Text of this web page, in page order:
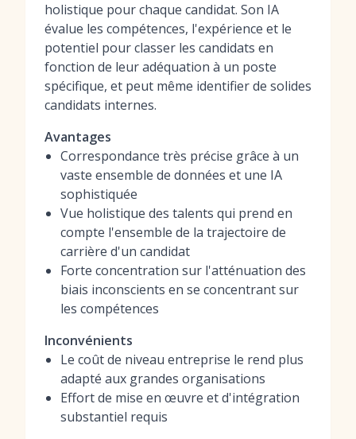
holistique pour chaque candidat. Son IA
évalue les compétences, l'expérience et le
potentiel pour classer les candidats en
fonction de leur adéquation à un poste
spécifique, et peut même identifier de solides
candidats internes.
Avantages
Correspondance très précise grâce à un
vaste ensemble de données et une IA
sophistiquée
Vue holistique des talents qui prend en
compte l'ensemble de la trajectoire de
carrière d'un candidat
Forte concentration sur l'atténuation des
biais inconscients en se concentrant sur
les compétences
Inconvénients
Le coût de niveau entreprise le rend plus
adapté aux grandes organisations
Effort de mise en œuvre et d'intégration
substantiel requis